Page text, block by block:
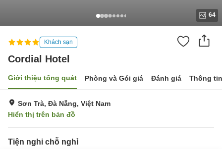
64
Khách sạn
Cordial Hotel
Giới thiệu tổng quát Phòng và Gói giá Đánh giá Thông
Sơn Trà, Đà Nẵng, Việt Nam
Hiển thị trên bản đồ
Tiện nghi chỗ nghỉ